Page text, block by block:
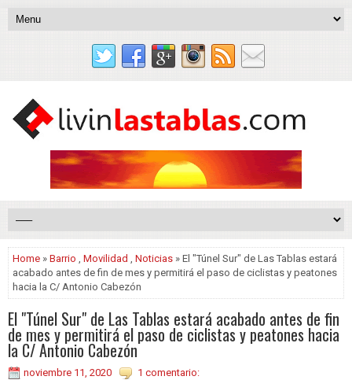
Home » Barrio , Movilidad , Noticias » El "Túnel Sur" de Las Tablas estará
acabado antes de fin de mes y permitirá el paso de ciclistas y peatones
hacia la C/ Antonio Cabezón
El "Túnel Sur" de Las Tablas estará acabado antes de fin
de mes y permitirá el paso de ciclistas y peatones hacia
la C/ Antonio Cabezón
noviembre 11, 2020 1 comentario: